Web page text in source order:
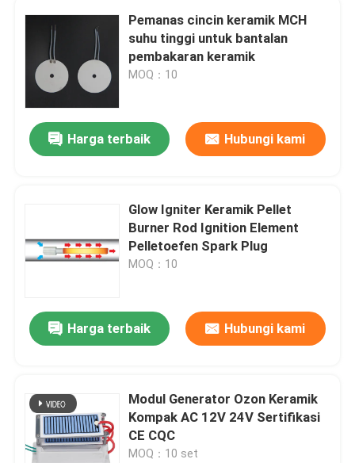
Pemanas cincin keramik MCH
suhu tinggi untuk bantalan
pembakaran keramik
MOQ：10
Harga terbaik Hubungi kami
Glow Igniter Keramik Pellet
Burner Rod Ignition Element
Pelletoefen Spark Plug
MOQ：10
Harga terbaik Hubungi kami
Modul Generator Ozon Keramik
Kompak AC 12V 24V Sertifikasi
CE CQC
MOQ：10 set